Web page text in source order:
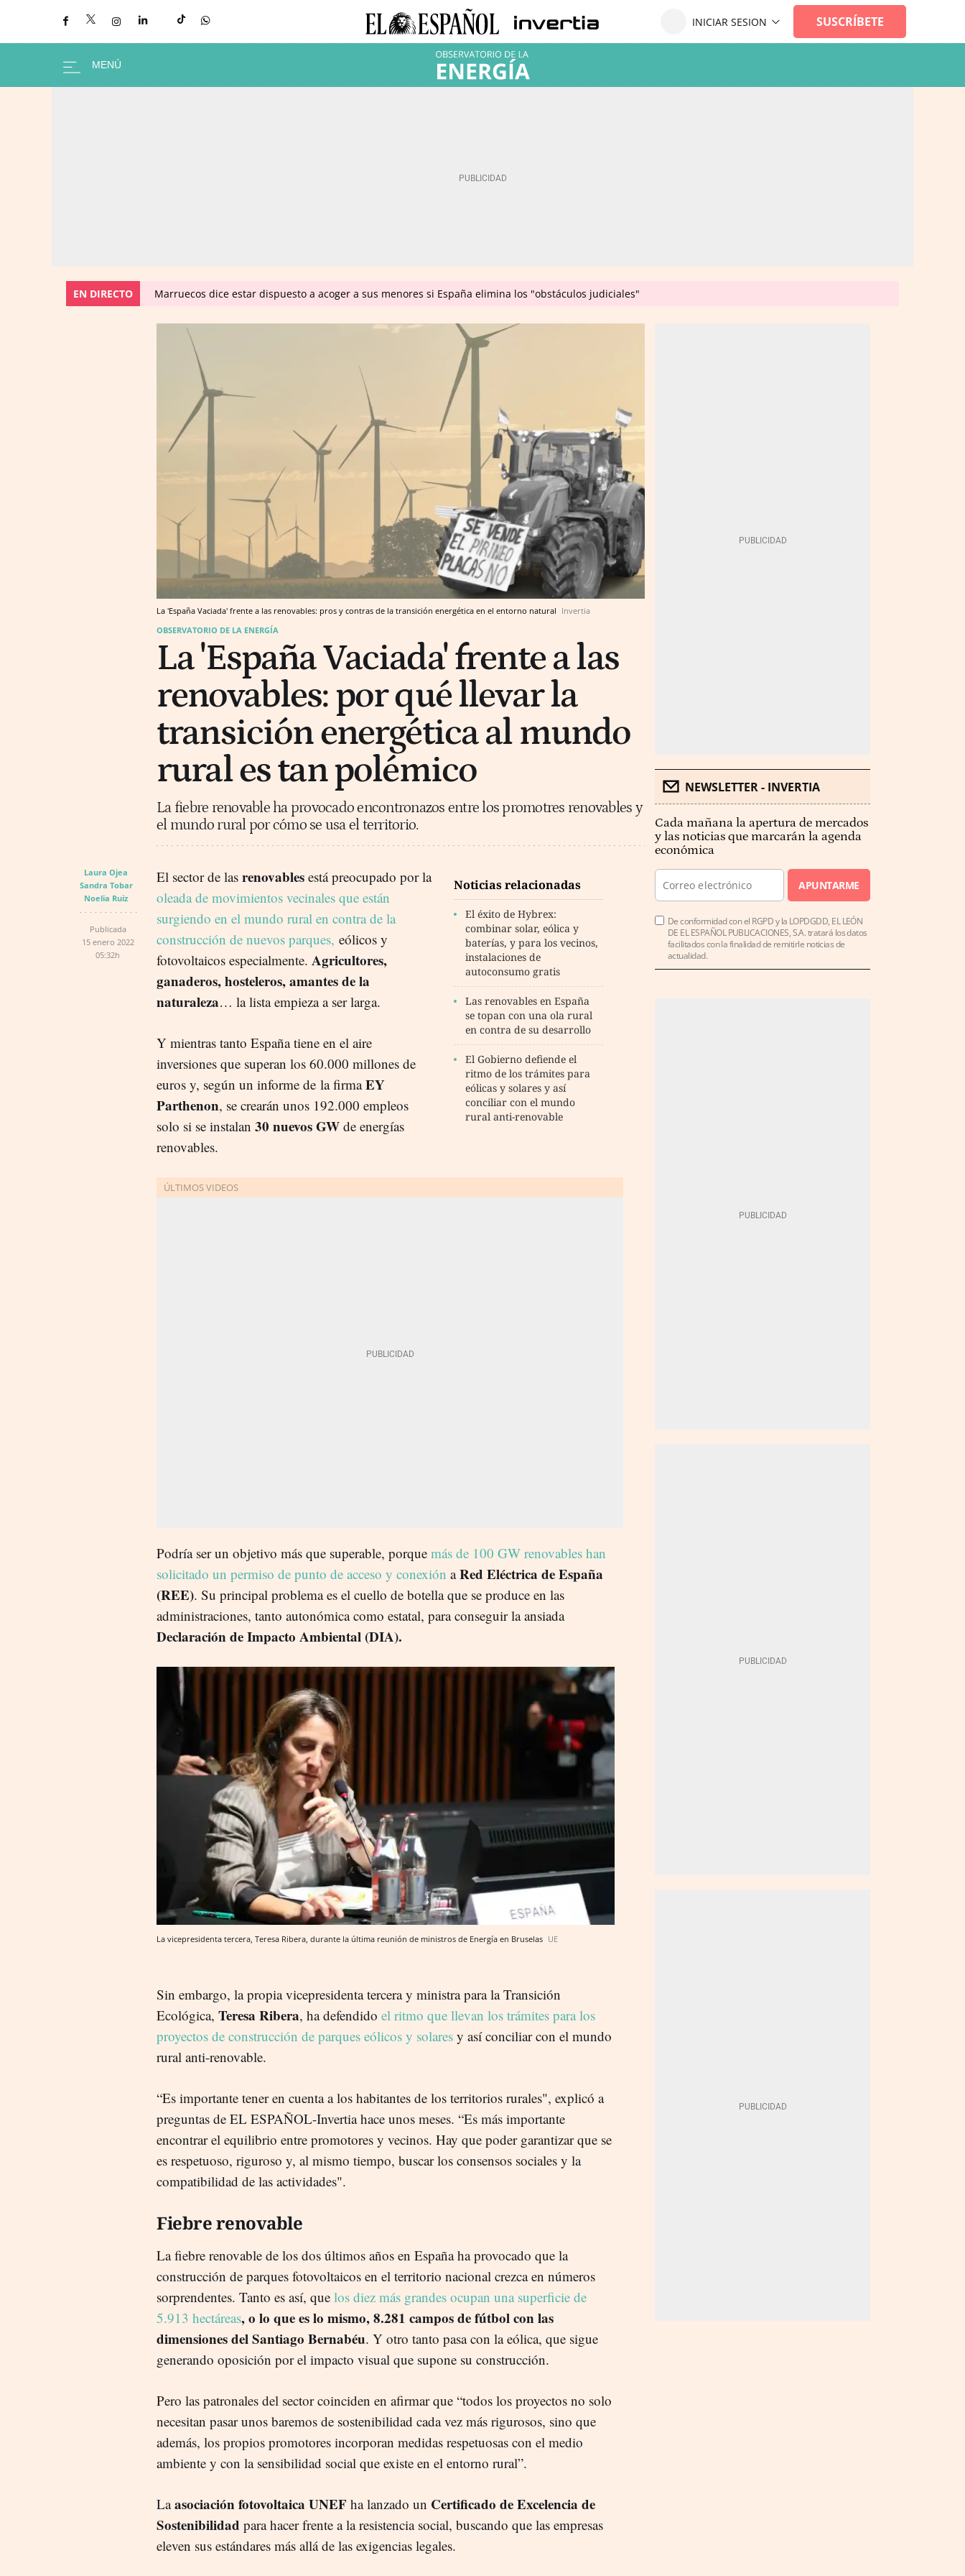
EN DIRECTO Marruecos dice estar dispuesto a acoger a sus menores si España elimina los "obstáculos judiciales"
La 'España Vaciada' frente a las renovables: pros y contras de la transición energética en el entorno natural Invertia
OBSERVATORIO DE LA ENERGÍA
La 'España Vaciada' frente a las
renovables: por qué llevar la
transición energética al mundo
rural es tan polémico
La fiebre renovable ha provocado encontronazos entre los promotres renovables y
el mundo rural por cómo se usa el territorio.
Laura Ojea
Sandra Tobar
Noelia Ruiz
Publicada
15 enero 2022
05:32h
Noticias relacionadas
El éxito de Hybrex:
combinar solar, eólica y
baterías, y para los vecinos,
instalaciones de
autoconsumo gratis
Las renovables en España
se topan con una ola rural
en contra de su desarrollo
El Gobierno defiende el
ritmo de los trámites para
eólicas y solares y así
conciliar con el mundo
rural anti-renovable
El sector de las renovables está preocupado por la
oleada de movimientos vecinales que están
surgiendo en el mundo rural en contra de la
construcción de nuevos parques, eólicos y
fotovoltaicos especialmente. Agricultores,
ganaderos, hosteleros, amantes de la
naturaleza… la lista empieza a ser larga.
Y mientras tanto España tiene en el aire
inversiones que superan los 60.000 millones de
euros y, según un informe de la firmaEY
Parthenon, se crearán unos 192.000 empleos
solo si se instalan 30 nuevos GW de energías
renovables.
Podría ser un objetivo más que superable, porque más de 100 GW renovables han
solicitado un permiso de punto de acceso y conexión aRed Eléctrica de España
(REE). Su principal problema es el cuello de botella que se produce en las
administraciones, tanto autonómica como estatal, para conseguir la ansiada
Declaración de Impacto Ambiental (DIA).
La vicepresidenta tercera, Teresa Ribera, durante la última reunión de ministros de Energía en Bruselas UE
Sin embargo, la propia vicepresidenta tercera y ministra para la Transición
Ecológica, Teresa Ribera, ha defendido el ritmo que llevan los trámites para los
proyectos de construcción de parques eólicos y solares y así conciliar con el mundo
rural anti-renovable.
“Es importante tener en cuenta a los habitantes de los territorios rurales", explicó a
preguntas de EL ESPAÑOL-Invertia hace unos meses. “Es más importante
encontrar el equilibrio entre promotores y vecinos. Hay que poder garantizar que se
es respetuoso, riguroso y, al mismo tiempo, buscar los consensos sociales y la
compatibilidad de las actividades".
Fiebre renovable
La fiebre renovable de los dos últimos años en España ha provocado que la
construcción de parques fotovoltaicos en el territorio nacional crezca en números
sorprendentes. Tanto es así, que los diez más grandes ocupan una superficie de
5.913 hectáreas, o lo que es lo mismo, 8.281 campos de fútbol con las
dimensiones del Santiago Bernabéu. Y otro tanto pasa con la eólica, que sigue
generando oposición por el impacto visual que supone su construcción.
Pero las patronales del sector coinciden en afirmar que “todos los proyectos no solo
necesitan pasar unos baremos de sostenibilidad cada vez más rigurosos, sino que
además, los propios promotores incorporan medidas respetuosas con el medio
ambiente y con la sensibilidad social que existe en el entorno rural”.
Laasociación fotovoltaica UNEF ha lanzado un Certificado de Excelencia de
Sostenibilidad para hacer frente a la resistencia social, buscando que las empresas
eleven sus estándares más allá de las exigencias legales.
NEWSLETTER - INVERTIA
Cada mañana la apertura de mercados
y las noticias que marcarán la agenda
económica
APUNTARME
De conformidad con el RGPD y la LOPDGDD, EL LEÓN
DE EL ESPAÑOL PUBLICACIONES, S.A. tratará los datos
facilitados con la finalidad de remitirle noticias de
actualidad.